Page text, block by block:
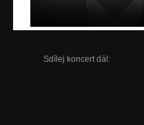
Sdílej koncert dál: